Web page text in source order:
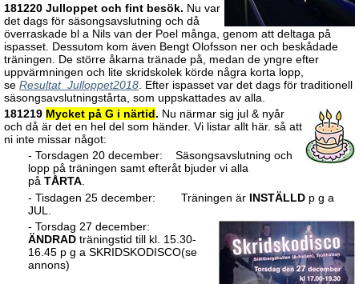
181220 Julloppet och fint besök. Nu var
det dags för säsongsavslutning och då
överraskade bl a Nils van der Poel många, genom att deltaga på
ispasset. Dessutom kom även Bengt Olofsson ner och beskådade
träningen. De större åkarna tränade på, medan de yngre efter
uppvärmningen och lite skridskolek körde några korta lopp,
se Resultat_Julloppet2018 . Efter ispasset var det dags för traditionell
säsongsavslutningstårta, som uppskattades av alla.
181219 Mycket på G i närtid. Nu närmar sig jul & nyår
och då är det en hel del som händer. Vi listar allt här. så att
ni inte missar något:
- Torsdagen 20 december: Säsongsavslutning och
lopp på träningen samt efteråt bjuder vi alla
på TÅRTA.
- Tisdagen 25 december: Träningen är INSTÄLLD p g a
JUL.
- Torsdag 27 december:
ÄNDRAD träningstid till kl. 15.30-
16.45 p g a SKRIDSKODISCO(se
annons)